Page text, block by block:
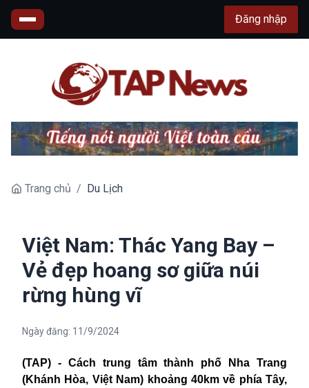
Đăng nhập
Trang chủ / Du Lịch
Việt Nam: Thác Yang Bay –
Vẻ đẹp hoang sơ giữa núi
rừng hùng vĩ
Ngày đăng: 11/9/2024
(TAP) - Cách trung tâm thành phố Nha Trang
(Khánh Hòa, Việt Nam) khoảng 40km về phía Tây,